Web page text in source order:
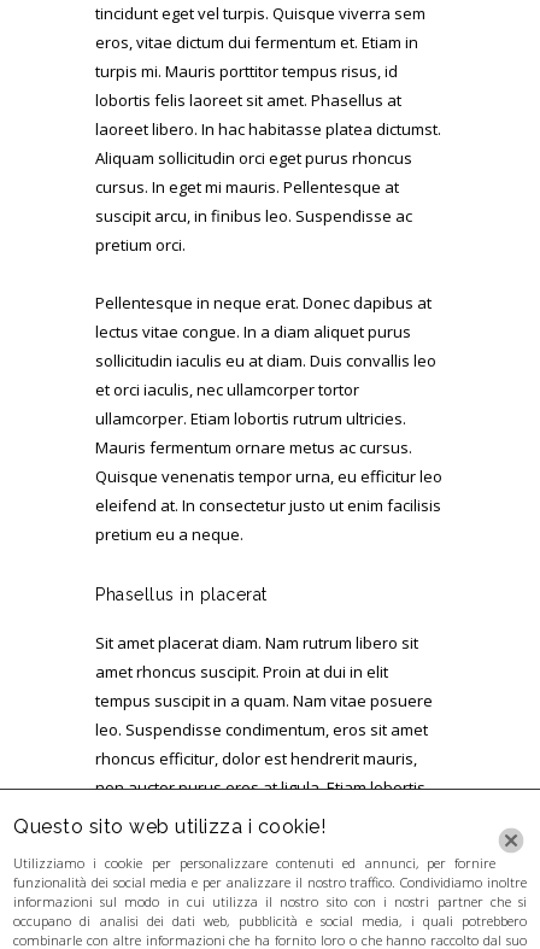
tincidunt eget vel turpis. Quisque viverra sem
eros, vitae dictum dui fermentum et. Etiam in
turpis mi. Mauris porttitor tempus risus, id
lobortis felis laoreet sit amet. Phasellus at
laoreet libero. In hac habitasse platea dictumst.
Aliquam sollicitudin orci eget purus rhoncus
cursus. In eget mi mauris. Pellentesque at
suscipit arcu, in finibus leo. Suspendisse ac
pretium orci.
Pellentesque in neque erat. Donec dapibus at
lectus vitae congue. In a diam aliquet purus
sollicitudin iaculis eu at diam. Duis convallis leo
et orci iaculis, nec ullamcorper tortor
ullamcorper. Etiam lobortis rutrum ultricies.
Mauris fermentum ornare metus ac cursus.
Quisque venenatis tempor urna, eu efficitur leo
eleifend at. In consectetur justo ut enim facilisis
pretium eu a neque.
Phasellus in placerat
Sit amet placerat diam. Nam rutrum libero sit
amet rhoncus suscipit. Proin at dui in elit
tempus suscipit in a quam. Nam vitae posuere
leo. Suspendisse condimentum, eros sit amet
rhoncus efficitur, dolor est hendrerit mauris,
non auctor purus eros at ligula. Etiam lobortis
rutrum ultricies. Mauris fermentum ornare
Questo sito web utilizza i cookie!
Utilizziamo i cookie per personalizzare contenuti ed annunci, per fornire
funzionalità dei social media e per analizzare il nostro traffico. Condividiamo inoltre
informazioni sul modo in cui utilizza il nostro sito con i nostri partner che si
occupano di analisi dei dati web, pubblicità e social media, i quali potrebbero
combinarle con altre informazioni che ha fornito loro o che hanno raccolto dal suo